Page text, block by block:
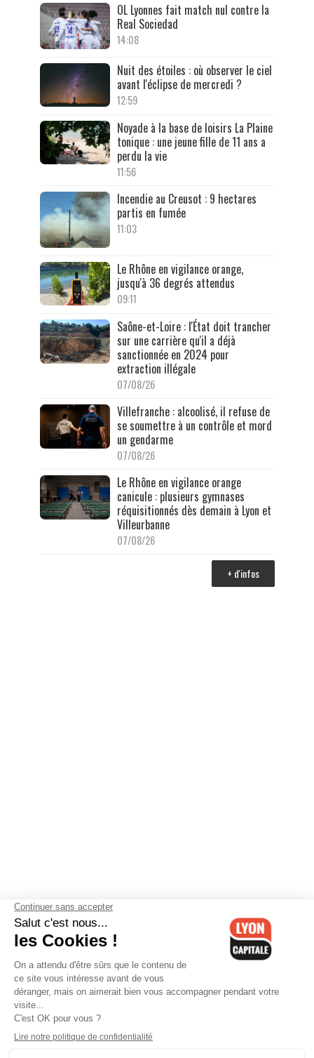
OL Lyonnes fait match nul contre la
Real Sociedad
14:08
Nuit des étoiles : où observer le ciel
avant l'éclipse de mercredi ?
12:59
Noyade à la base de loisirs La Plaine
tonique : une jeune fille de 11 ans a
perdu la vie
11:56
Incendie au Creusot : 9 hectares
partis en fumée
11:03
Le Rhône en vigilance orange,
jusqu'à 36 degrés attendus
09:11
Saône-et-Loire : l'État doit trancher
sur une carrière qu'il a déjà
sanctionnée en 2024 pour
extraction illégale
07/08/26
Villefranche : alcoolisé, il refuse de
se soumettre à un contrôle et mord
un gendarme
07/08/26
Le Rhône en vigilance orange
canicule : plusieurs gymnases
réquisitionnés dès demain à Lyon et
Villeurbanne
07/08/26
+ d'infos